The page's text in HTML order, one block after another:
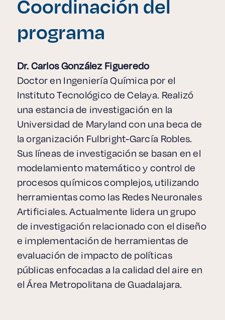
Coordinación del
programa
Dr. Carlos González Figueredo
Doctor en Ingeniería Química por el
Instituto Tecnológico de Celaya. Realizó
una estancia de investigación en la
Universidad de Maryland con una beca de
la organización Fulbright-García Robles.
Sus líneas de investigación se basan en el
modelamiento matemático y control de
procesos químicos complejos, utilizando
herramientas como las Redes Neuronales
Artificiales. Actualmente lidera un grupo
de investigación relacionado con el diseño
e implementación de herramientas de
evaluación de impacto de políticas
públicas enfocadas a la calidad del aire en
el Área Metropolitana de Guadalajara.